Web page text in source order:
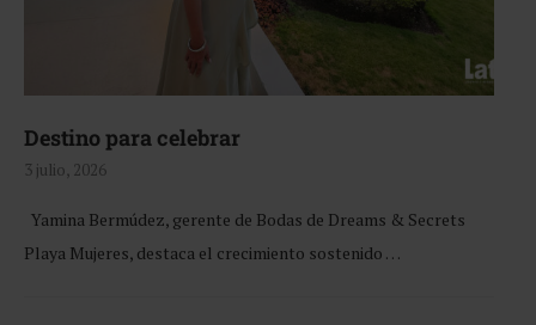
Destino para celebrar
3 julio, 2026
Yamina Bermúdez, gerente de Bodas de Dreams & Secrets
Playa Mujeres, destaca el crecimiento sostenido …